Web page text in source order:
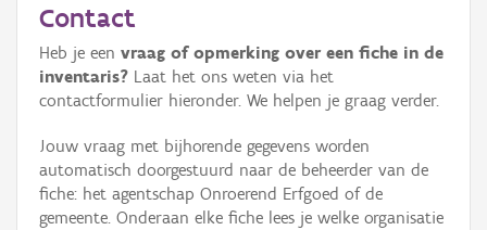
Erfgoedobject
Aanduidingsobject
Waarneming
Thema
Contact
Heb je een vraag of opmerking over een fiche in de
inventaris? Laat het ons weten via het
contactformulier hieronder. We helpen je graag verder.
Jouw vraag met bijhorende gegevens worden
automatisch doorgestuurd naar de beheerder van de
fiche: het agentschap Onroerend Erfgoed of de
gemeente. Onderaan elke fiche lees je welke organisatie